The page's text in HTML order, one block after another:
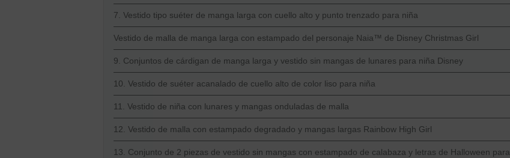
7. Vestido tipo suéter de manga larga con cuello alto y punto trenzado para niña
Vestido de malla de manga larga con estampado del personaje Naia™ de Disney Christmas Girl
9. Conjuntos de cárdigan de manga larga y vestido sin mangas de lunares para niña Disney
10. Vestido de suéter acanalado de cuello alto de color liso para niña
11. Vestido de niña con lunares y mangas onduladas de malla
12. Vestido de malla con estampado degradado y mangas largas Rainbow High Girl
13. Conjunto de 2 piezas de vestido sin mangas con estampado de calabaza y letras de Halloween